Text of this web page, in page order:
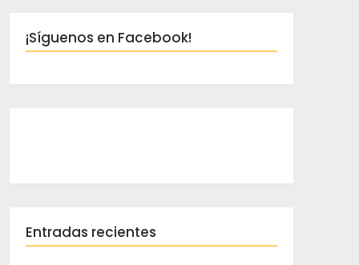
¡Síguenos en Facebook!
Entradas recientes